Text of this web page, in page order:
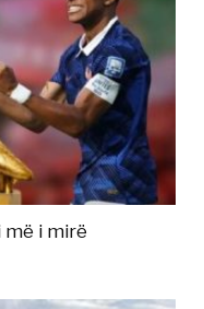
më i mirë